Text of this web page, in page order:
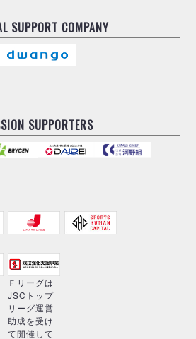
SUPPORT COMPANY
SUPPORTERS
Ｆリーグは
JSCトップ
リーグ運営
助成を受け
て開催して